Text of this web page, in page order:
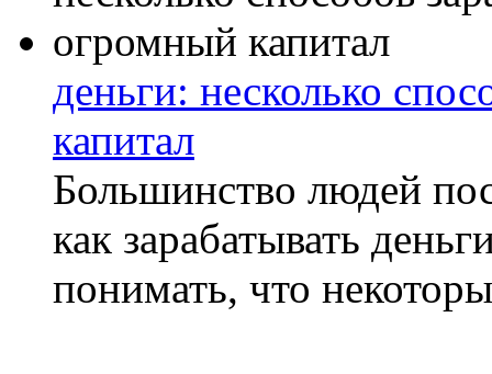
деньги: несколько
капитал
Большинство людей
как зарабатывать
понимать, что